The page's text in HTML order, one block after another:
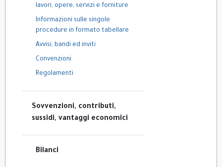
lavori, opere, servizi e forniture
Informazioni sulle singole
procedure in formato tabellare
Avvisi, bandi ed inviti
Convenzioni
Regolamenti
Sovvenzioni, contributi,
sussidi, vantaggi economici
Bilanci